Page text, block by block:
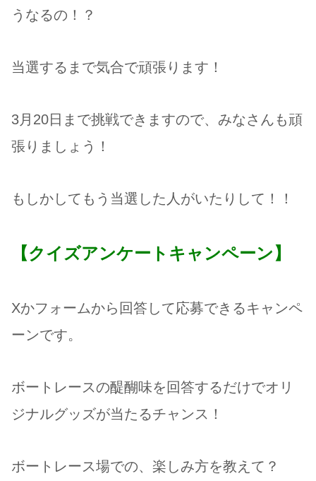
うなるの！？
当選するまで気合で頑張ります！
3月20日まで挑戦できますので、みなさんも頑
張りましょう！
もしかしてもう当選した人がいたりして！！
【クイズアンケートキャンペーン】
Xかフォームから回答して応募できるキャンペ
ーンです。
ボートレースの醍醐味を回答するだけでオリ
ジナルグッズが当たるチャンス！
ボートレース場での、楽しみ方を教えて？